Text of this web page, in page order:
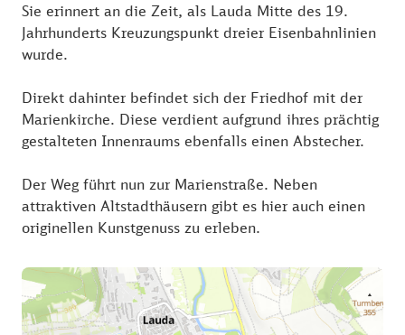
Sie erinnert an die Zeit, als Lauda Mitte des 19.
Jahrhunderts Kreuzungspunkt dreier Eisenbahnlinien
wurde.
Direkt dahinter befindet sich der Friedhof mit der
Marienkirche. Diese verdient aufgrund ihres prächtig
gestalteten Innenraums ebenfalls einen Abstecher.
Der Weg führt nun zur Marienstraße. Neben
attraktiven Altstadthäusern gibt es hier auch einen
originellen Kunstgenuss zu erleben.